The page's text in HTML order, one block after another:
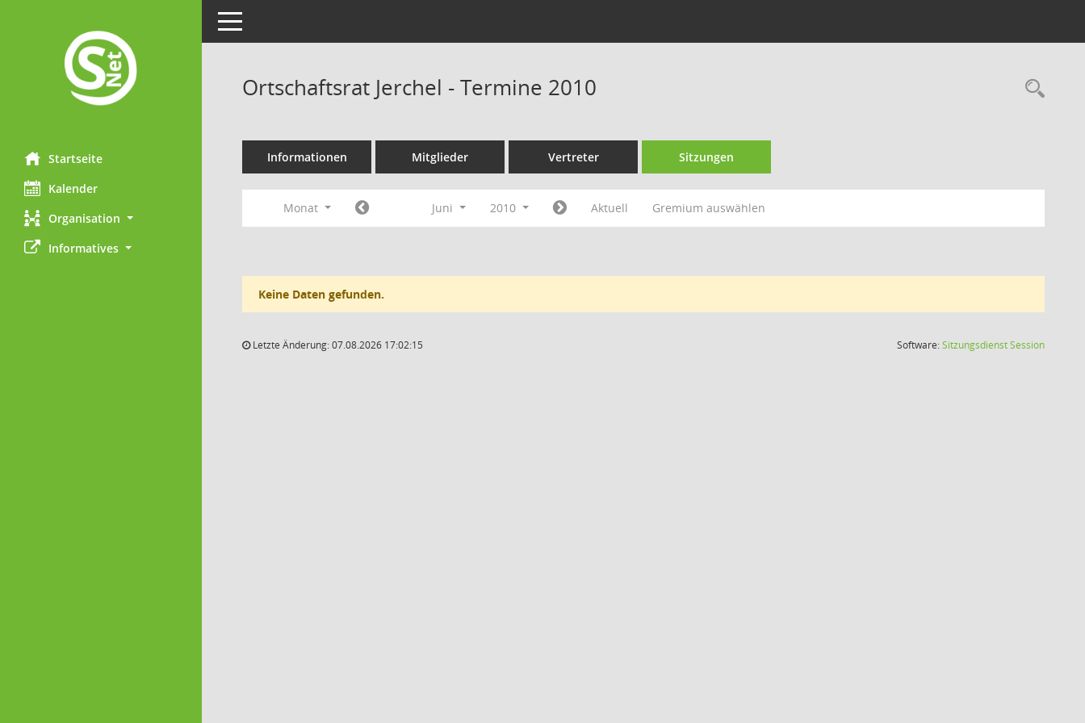
Startseite
Kalender
Organisation
Informatives
Toggle navigation
Ortschaftsrat Jerchel - Termine 2010
Informationen Mitglieder Vertreter Sitzungen
Monat Juni 2010 Aktuell Gremium auswählen
Keine Daten gefunden.
Letzte Änderung: 07.08.2026 17:02:15 Software:SitzungsdienstSession(Wird in